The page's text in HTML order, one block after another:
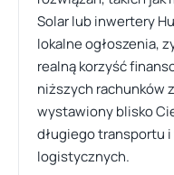
Solar lub inwertery
lokalne ogłoszenia,
realną korzyść
niższych rachunków
wystawiony blisko
długiego transportu
logistycznych.